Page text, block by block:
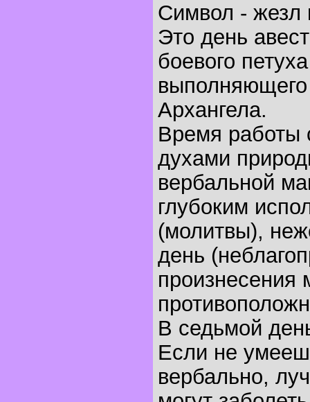
Символ - жезл
Это день
боевого
Архангела.
Время работы
духами
вербальной
глубоким
(молитвы),
день
произнесения
В седьмой
Если не
вербально,